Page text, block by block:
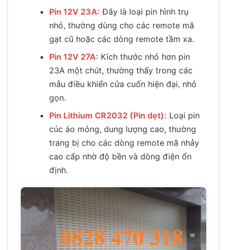
Pin 12V 23A: Đây là loại pin hình trụ
nhỏ, thường dùng cho các remote mã
gạt cũ hoặc các dòng remote tầm xa.
Pin 12V 27A: Kích thước nhỏ hơn pin
23A một chút, thường thấy trong các
mẫu điều khiển cửa cuốn hiện đại, nhỏ
gọn.
Pin Lithium CR2032 (Pin dẹt): Loại pin
cúc áo mỏng, dung lượng cao, thường
trang bị cho các dòng remote mã nhảy
cao cấp nhờ độ bền và dòng điện ổn
định.